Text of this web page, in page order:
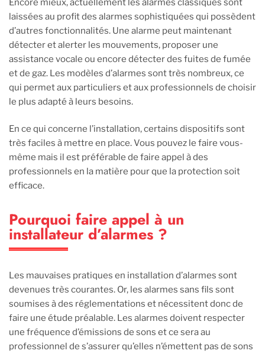
Encore mieux, actuellement les alarmes classiques sont
laissées au profit des alarmes sophistiquées qui possèdent
d’autres fonctionnalités. Une alarme peut maintenant
détecter et alerter les mouvements, proposer une
assistance vocale ou encore détecter des fuites de fumée
et de gaz. Les modèles d’alarmes sont très nombreux, ce
qui permet aux particuliers et aux professionnels de choisir
le plus adapté à leurs besoins.
En ce qui concerne l’installation, certains dispositifs sont
très faciles à mettre en place. Vous pouvez le faire vous-
même mais il est préférable de faire appel à des
professionnels en la matière pour que la protection soit
efficace.
Pourquoi faire appel à un
installateur d’alarmes ?
Les mauvaises pratiques en installation d’alarmes sont
devenues très courantes. Or, les alarmes sans fils sont
soumises à des réglementations et nécessitent donc de
faire une étude préalable. Les alarmes doivent respecter
une fréquence d’émissions de sons et ce sera au
professionnel de s’assurer qu’elles n’émettent pas de sons